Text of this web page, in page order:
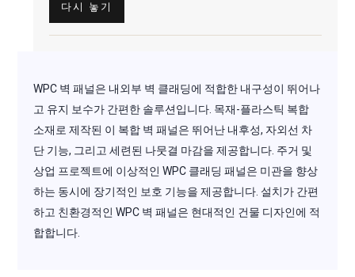
다시 놓기
WPC 벽 패널은 내외부 벽 클래딩에 적합한 내구성이 뛰어나
고 유지 보수가 간편한 솔루션입니다. 목재-플라스틱 복합
소재로 제작된 이 복합 벽 패널은 뛰어난 내후성, 자외선 차
단 기능, 그리고 세련된 나뭇결 마감을 제공합니다. 주거 및
상업 프로젝트에 이상적인 WPC 클래딩 패널은 미관을 향상
하는 동시에 장기적인 보호 기능을 제공합니다. 설치가 간편
하고 친환경적인 WPC 벽 패널은 현대적인 건물 디자인에 적
합합니다.